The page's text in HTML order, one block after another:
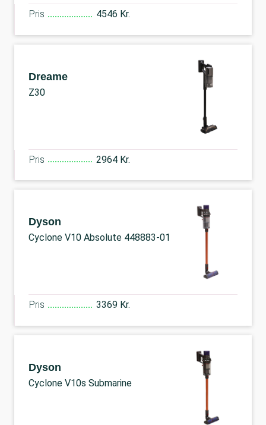
Pris 4546 Kr.
Dreame
Z30
Pris 2964 Kr.
Dyson
Cyclone V10 Absolute 448883-01
Pris 3369 Kr.
Dyson
Cyclone V10s Submarine